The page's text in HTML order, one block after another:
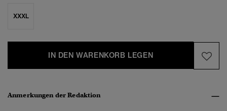
XXXL
IN DEN WARENKORB LEGEN
Anmerkungen der Redaktion